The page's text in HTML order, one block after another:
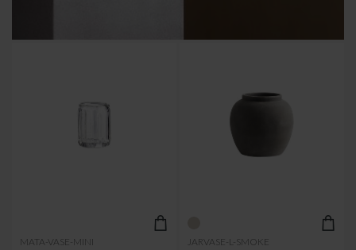
MATA-VASE-MINI JARVASE-L-SMOKE